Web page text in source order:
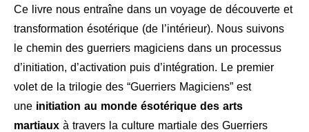
Ce livre nous entraîne dans un voyage de découverte et
transformation ésotérique (de l’intérieur). Nous suivons
le chemin des guerriers magiciens dans un processus
d’initiation, d’activation puis d’intégration. Le premier
volet de la trilogie des “Guerriers Magiciens” est
une initiation au monde ésotérique des arts
martiaux à travers la culture martiale des Guerriers